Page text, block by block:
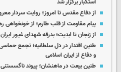
استکبار برگزار شد
از دفاع مقدس تا امروز؛ روایت سردار
پیام مقاومت از قلب طارم؛ از خونخواهی
از زنجان تا ابدیت؛ بدرقه شهدای غیور
طنین اقتدار در دل سلطانیه؛ تجمع
و دفاع از ایران اسلامی
طنین بیعت در ماهنشان؛ پیوند